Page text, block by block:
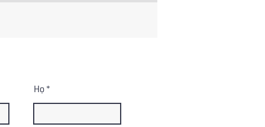
Họ